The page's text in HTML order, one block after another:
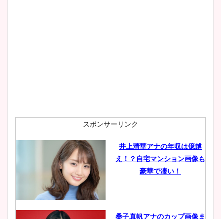
肉も凄い！
鈴木唯の太ってた時の体重が
ヤバすぎww原因や痩せたダ
スポンサーリンク
井上清華アナの年収は億越
え！？自宅マンション画像も
豪華で凄い！
桑子真帆アナのカップ画像ま